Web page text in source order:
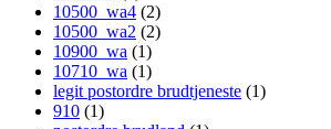
10500_wa4 (2)
10500_wa2 (2)
10900_wa (1)
10710_wa (1)
legit postordre brudtjeneste (1)
910 (1)